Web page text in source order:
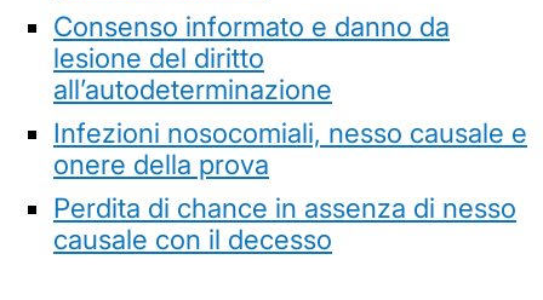
Consenso informato e danno da
lesione del diritto
all’autodeterminazione
Infezioni nosocomiali, nesso causale e
onere della prova
Perdita di chance in assenza di nesso
causale con il decesso